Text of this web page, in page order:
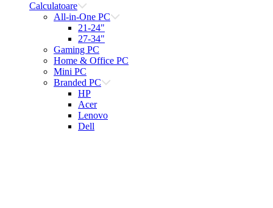
Calculatoare
All-in-One PC
21-24"
27-34"
Gaming PC
Home & Office PC
Mini PC
Branded PC
HP
Acer
Lenovo
Dell